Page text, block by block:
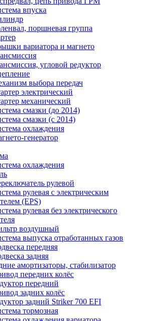
впуска
поршневая группа
вариатора и магнето
угловой редуктор
выбора передач
электрический
механический
смазки (до 2014)
смазки (с 2014)
охлаждения
генератор
охлаждения
рулевой
рулевая с электрическим
(EPS)
рулевая без электрического
воздушный
выпуска отработанных газов
передняя
задняя
амортизаторы, стабилизатор
передних колёс
передний
задних колёс
задний Striker 700 EFI
тормозная